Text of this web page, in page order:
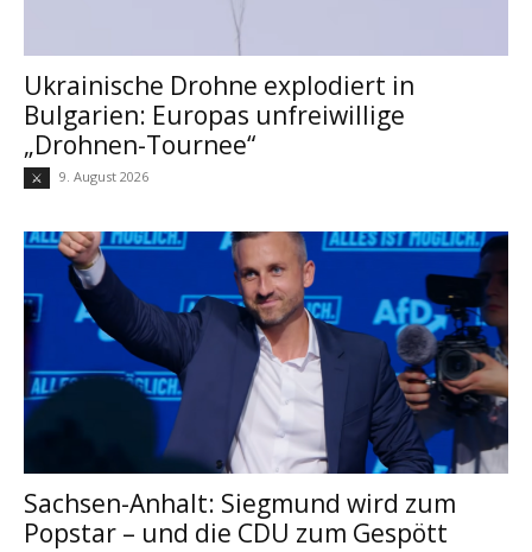
Ukrainische Drohne explodiert in
Bulgarien: Europas unfreiwillige
„Drohnen-Tournee“
⚔ 9. August 2026
Sachsen-Anhalt: Siegmund wird zum
Popstar – und die CDU zum Gespött